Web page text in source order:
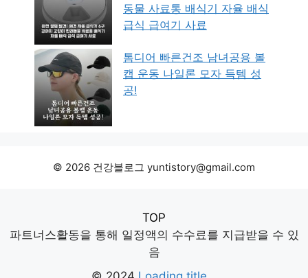
동물 사료통 배식기 자율 배식
급식 급여기 사료
톰디어 빠른건조 남녀공용 볼
캡 운동 나일론 모자 득템 성
공!
© 2026 건강블로그 yuntistory@gmail.com
TOP
파트너스활동을 통해 일정액의 수수료를 지급받을 수 있
음